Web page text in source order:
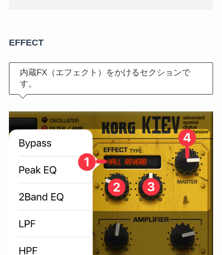
EFFECT
内蔵FX（エフェクト）をかけるセクションで
す。